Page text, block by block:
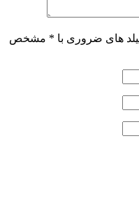
های ضروری با * مشخص